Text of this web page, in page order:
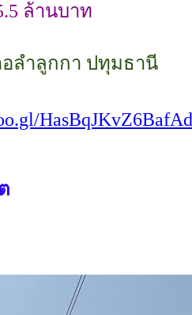
ล้านบาท
ลำลูกกา ปทุมธานี